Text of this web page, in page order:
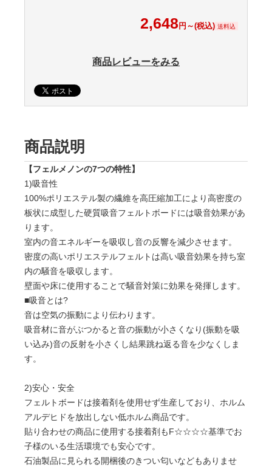
2,648円～(税込) 送料込
商品レビューをみる
商品説明
【フェルメノンの7つの特性】
1)吸音性
100%ポリエステル製の繊維を高圧縮加工により高密度の
板状に成型した硬質吸音フェルトボードには吸音効果があ
ります。
室内の音エネルギーを吸収し音の反響を減少させます。
密度の高いポリエステルフェルトは高い吸音効果を持ち室
内の騒音を吸収します。
壁面や床に使用することで騒音対策に効果を発揮します。
■吸音とは?
音は空気の振動により伝わります。
吸音材に音がぶつかると音の振動が小さくなり(振動を吸
い込み)音の反射を小さくし結果跳ね返る音を少なくしま
す。
2)安心・安全
フェルトボードは接着剤を使用せず生産しており、ホルム
アルデヒドを放出しない低ホルム商品です。
貼り合わせの商品に使用する接着剤もF☆☆☆☆基準でお
子様のいる生活環境でも安心です。
石油製品に見られる開梱後のきつい匂いなどもありませ